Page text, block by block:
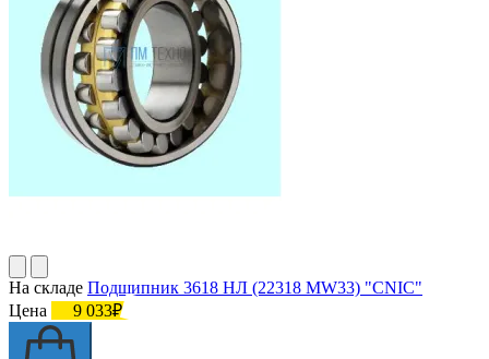
На складе Подшипник 3618 НЛ (22318 MW33) "СNIC"
Цена
9 033₽